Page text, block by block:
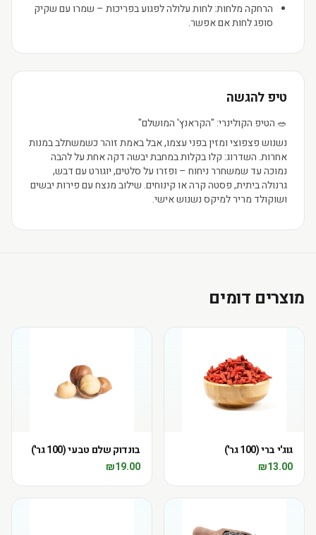
הרחקה מלחות: לחות עלולה לפגוע בפריכות – שמרו עם שקיק
סופג לחות אם אפשר.
טיפ להגשה
🥗 הטיפ הקולינרי: "הקראנץ' המושלם"
נשנוש פצפוצי ומזין בפני עצמו, אבל באמת זוהר כשמשתלב במנות
אחרות. השדרוג: קלו בקלות במחבת יבשה דקה אחת על להבה
נמוכה עד שמשחרר ניחוח – ופזרו על סלטים, יוגורט עם דבש,
גרנולה ביתית, פסטה קרה או קינוחים. שילוב מנצח עם פירות יבשים
ושוקולד מריר למיקס נשנוש אישי.
מוצרים דומים
גוג'י ברי (100 גר')
₪13.00
בונדוק שלם טבעי (100 גר')
₪19.00